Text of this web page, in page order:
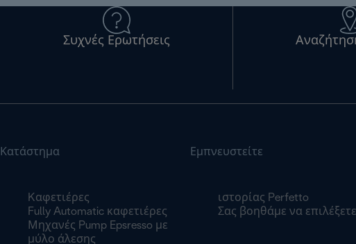
Συχνές Ερωτήσεις
Κατάστημα
Kαφετιέρες
Fully Automatic καφετιέρες
Μηχανές Pump Epsresso με
μύλο άλεσης
Εμπνευστείτε
ιστορίας Perfetto
Σας βοηθάμε να επιλέξετε